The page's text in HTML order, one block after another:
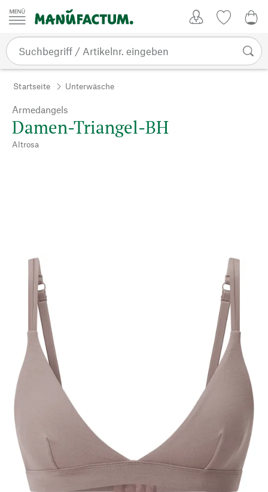
Zum Inhalt springen
Startseite Unterwäsche
Armedangels
Damen-Triangel-BH
Altrosa